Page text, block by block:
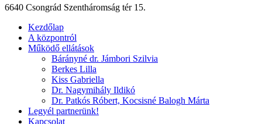
6640 Csongrád Szentháromság tér 15.
Kezdőlap
A központról
Működő ellátások
Bárányné dr. Jámbori Szilvia
Berkes Lilla
Kiss Gabriella
Dr. Nagymihály Ildikó
Dr. Patkós Róbert, Kocsisné Balogh Márta
Legyél partnerünk!
Kapcsolat